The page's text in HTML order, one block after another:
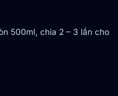
500ml, chia 2 – 3 lần cho